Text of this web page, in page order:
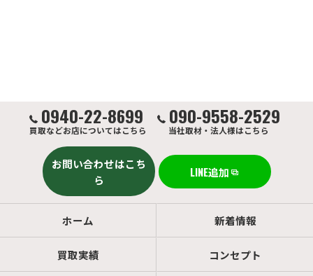
0940-22-8699
買取などお店についてはこちら
090-9558-2529
当社取材・法人様はこちら
お問い合わせはこち
ら
LINE追加
ホーム 新着情報
買取実績 コンセプト